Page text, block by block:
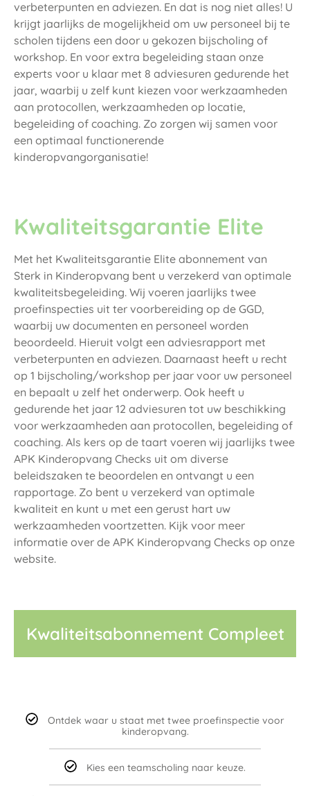
verbeterpunten en adviezen. En dat is nog niet alles! U
krijgt jaarlijks de mogelijkheid om uw personeel bij te
scholen tijdens een door u gekozen bijscholing of
workshop. En voor extra begeleiding staan onze
experts voor u klaar met 8 adviesuren gedurende het
jaar, waarbij u zelf kunt kiezen voor werkzaamheden
aan protocollen, werkzaamheden op locatie,
begeleiding of coaching. Zo zorgen wij samen voor
een optimaal functionerende
kinderopvangorganisatie!
Kwaliteitsgarantie Elite
Met het Kwaliteitsgarantie Elite abonnement van
Sterk in Kinderopvang bent u verzekerd van optimale
kwaliteitsbegeleiding. Wij voeren jaarlijks twee
proefinspecties uit ter voorbereiding op de GGD,
waarbij uw documenten en personeel worden
beoordeeld. Hieruit volgt een adviesrapport met
verbeterpunten en adviezen. Daarnaast heeft u recht
op 1 bijscholing/workshop per jaar voor uw personeel
en bepaalt u zelf het onderwerp. Ook heeft u
gedurende het jaar 12 adviesuren tot uw beschikking
voor werkzaamheden aan protocollen, begeleiding of
coaching. Als kers op de taart voeren wij jaarlijks twee
APK Kinderopvang Checks uit om diverse
beleidszaken te beoordelen en ontvangt u een
rapportage. Zo bent u verzekerd van optimale
kwaliteit en kunt u met een gerust hart uw
werkzaamheden voortzetten. Kijk voor meer
informatie over de APK Kinderopvang Checks op onze
website.
Kwaliteitsabonnement Compleet
Ontdek waar u staat met twee proefinspectie voor
kinderopvang.
Kies een teamscholing naar keuze.